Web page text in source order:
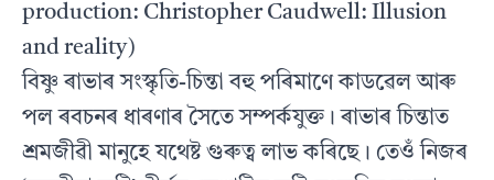
production: Christopher Caudwell: Illusion
and reality)
বিষ্ণু ৰাভাৰ সংস্কৃতি-চিন্তা বহু পৰিমাণে কাডৱেল আৰু
পল ৰবচনৰ ধাৰণাৰ সৈতে সম্পৰ্কযুক্ত। ৰাভাৰ চিন্তাত
শ্ৰমজীৱী মানুহে যথেষ্ট গুৰুত্ব লাভ কৰিছে। তেওঁ নিজৰ